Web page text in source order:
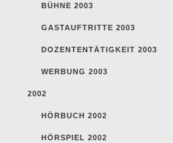
BÜHNE 2003
GASTAUFTRITTE 2003
DOZENTENTÄTIGKEIT 2003
WERBUNG 2003
2002
HÖRBUCH 2002
HÖRSPIEL 2002